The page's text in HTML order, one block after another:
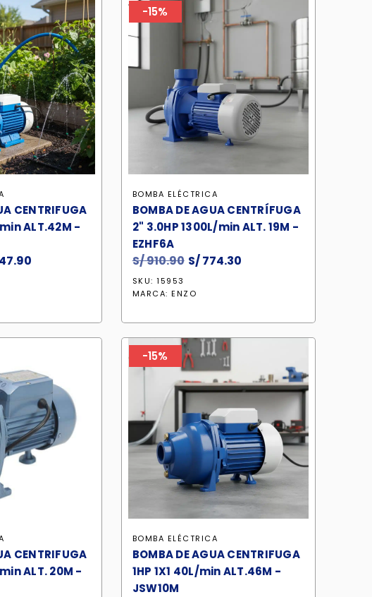
CENTRIFUGA
min ALT.42M -
S/ 447.90.
-15%
BOMBA ELÉCTRICA
BOMBA DE AGUA CENTRÍFUGA
2" 3.0HP 1300L/min ALT. 19M -
EZHF6A
S/910.90 El
original
S/ 910.90.
S/774.30
S/ 774.30.
SKU: 15953
MARCA:ENZO
CENTRIFUGA
ALT. 20M -
-15%
BOMBA ELÉCTRICA
BOMBA DE AGUA CENTRIFUGA
1HP 1X1 40L/min ALT.46M -
JSW10M